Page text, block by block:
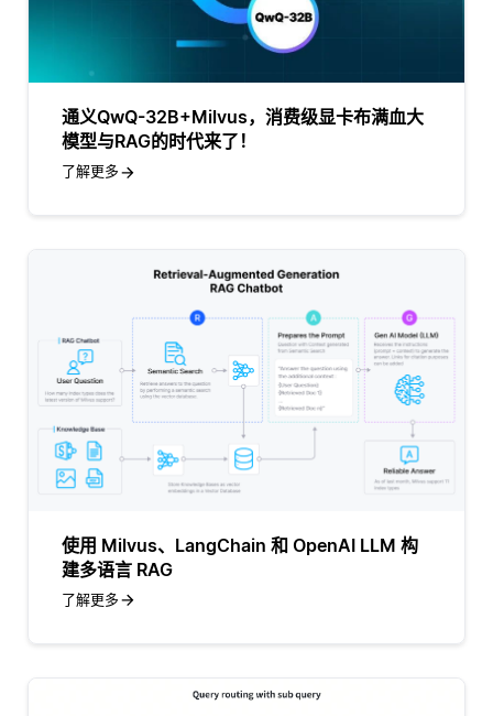
通义QwQ-32B+Milvus，消费级显卡布满血大
模型与RAG的时代来了！
了解更多
使用 Milvus、LangChain 和 OpenAI LLM 构
建多语言 RAG
了解更多